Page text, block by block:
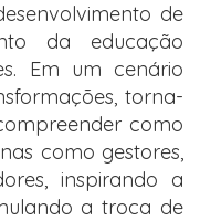
de
da educação
Em um cenário
torna-
como
como gestores,
inspirando a
a troca de